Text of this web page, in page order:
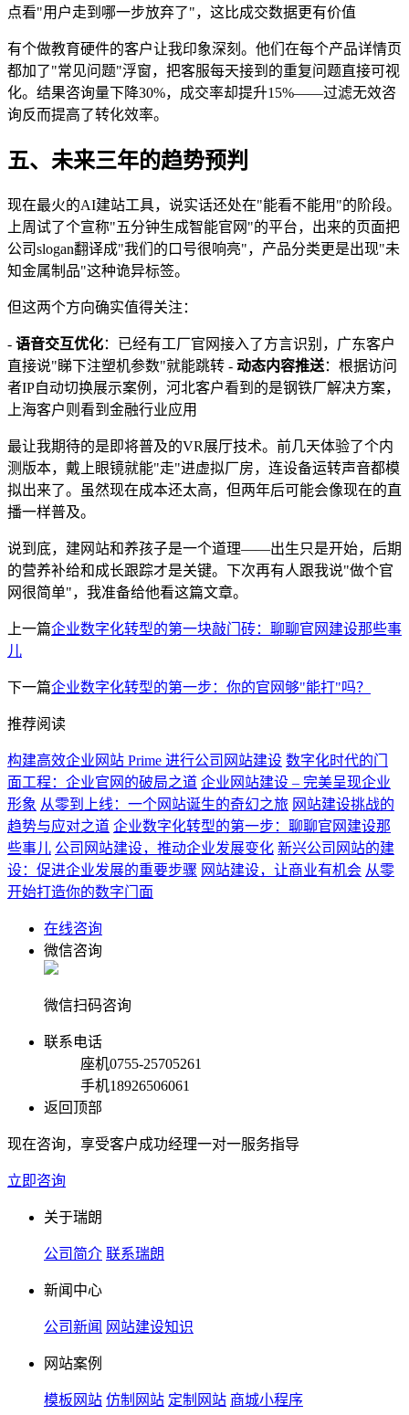
点看"用户走到哪一步放弃了"，这比成交数据更有价值
有个做教育硬件的客户让我印象深刻。他们在每个产品详情页
都加了"常见问题"浮窗，把客服每天接到的重复问题直接可视
化。结果咨询量下降30%，成交率却提升15%——过滤无效咨
询反而提高了转化效率。
五、未来三年的趋势预判
现在最火的AI建站工具，说实话还处在"能看不能用"的阶段。
上周试了个宣称"五分钟生成智能官网"的平台，出来的页面把
公司slogan翻译成"我们的口号很响亮"，产品分类更是出现"未
知金属制品"这种诡异标签。
但这两个方向确实值得关注：
- 语音交互优化：已经有工厂官网接入了方言识别，广东客户
直接说"睇下注塑机参数"就能跳转 - 动态内容推送：根据访问
者IP自动切换展示案例，河北客户看到的是钢铁厂解决方案，
上海客户则看到金融行业应用
最让我期待的是即将普及的VR展厅技术。前几天体验了个内
测版本，戴上眼镜就能"走"进虚拟厂房，连设备运转声音都模
拟出来了。虽然现在成本还太高，但两年后可能会像现在的直
播一样普及。
说到底，建网站和养孩子是一个道理——出生只是开始，后期
的营养补给和成长跟踪才是关键。下次再有人跟我说"做个官
网很简单"，我准备给他看这篇文章。
上一篇企业数字化转型的第一块敲门砖：聊聊官网建设那些事
儿
下一篇企业数字化转型的第一步：你的官网够"能打"吗？
推荐阅读
构建高效企业网站 Prime 进行公司网站建设 数字化时代的门
面工程：企业官网的破局之道 企业网站建设 – 完美呈现企业
形象 从零到上线：一个网站诞生的奇幻之旅 网站建设挑战的
趋势与应对之道 企业数字化转型的第一步：聊聊官网建设那
些事儿 公司网站建设，推动企业发展变化 新兴公司网站的建
设：促进企业发展的重要步骤 网站建设，让商业有机会 从零
开始打造你的数字门面
在线咨询
微信咨询
微信扫码咨询
联系电话
座机0755-25705261
手机18926506061
返回顶部
现在咨询，享受客户成功经理一对一服务指导
立即咨询
关于瑞朗
公司简介 联系瑞朗
新闻中心
公司新闻 网站建设知识
网站案例
模板网站 仿制网站 定制网站 商城小程序